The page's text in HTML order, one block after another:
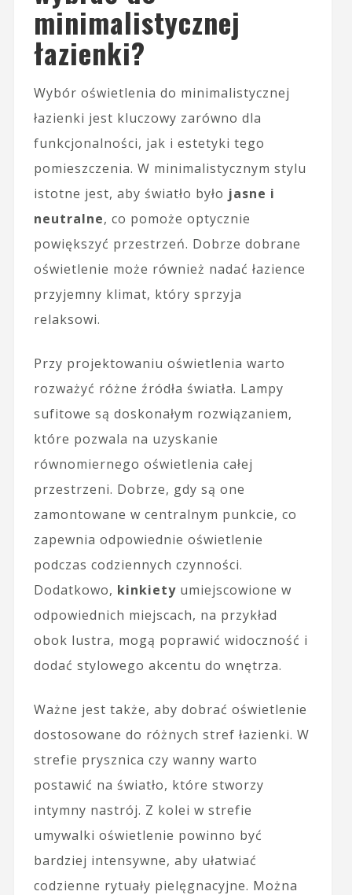
minimalistycznej
łazienki?
Wybór oświetlenia do minimalistycznej
łazienki jest kluczowy zarówno dla
funkcjonalności, jak i estetyki tego
pomieszczenia. W minimalistycznym stylu
istotne jest, aby światło było jasne i
neutralne, co pomoże optycznie
powiększyć przestrzeń. Dobrze dobrane
oświetlenie może również nadać łazience
przyjemny klimat, który sprzyja
relaksowi.
Przy projektowaniu oświetlenia warto
rozważyć różne źródła światła. Lampy
sufitowe są doskonałym rozwiązaniem,
które pozwala na uzyskanie
równomiernego oświetlenia całej
przestrzeni. Dobrze, gdy są one
zamontowane w centralnym punkcie, co
zapewnia odpowiednie oświetlenie
podczas codziennych czynności.
Dodatkowo, kinkietyumiejscowione w
odpowiednich miejscach, na przykład
obok lustra, mogą poprawić widoczność i
dodać stylowego akcentu do wnętrza.
Ważne jest także, aby dobrać oświetlenie
dostosowane do różnych stref łazienki. W
strefie prysznica czy wanny warto
postawić na światło, które stworzy
intymny nastrój. Z kolei w strefie
umywalki oświetlenie powinno być
bardziej intensywne, aby ułatwiać
codzienne rytuały pielęgnacyjne. Można